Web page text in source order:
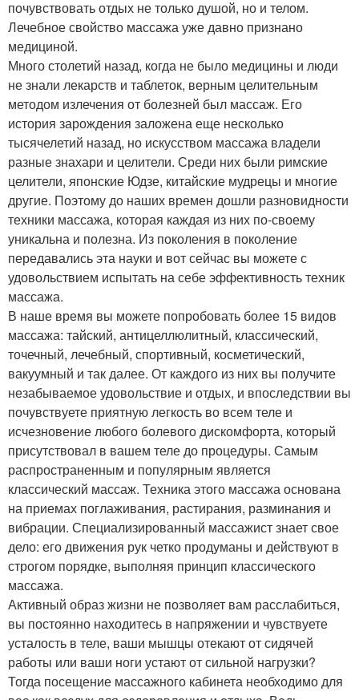
почувствовать отдых не только душой, но и телом.
Лечебное свойство массажа уже давно признано
медициной.
Много столетий назад, когда не было медицины и люди
не знали лекарств и таблеток, верным целительным
методом излечения от болезней был массаж. Его
история зарождения заложена еще несколько
тысячелетий назад, но искусством массажа владели
разные знахари и целители. Среди них были римские
целители, японские Юдзе, китайские мудрецы и многие
другие. Поэтому до наших времен дошли разновидности
техники массажа, которая каждая из них по-своему
уникальна и полезна. Из поколения в поколение
передавались эта науки и вот сейчас вы можете с
удовольствием испытать на себе эффективность техник
массажа.
В наше время вы можете попробовать более 15 видов
массажа: тайский, антицеллюлитный, классический,
точечный, лечебный, спортивный, косметический,
вакуумный и так далее. От каждого из них вы получите
незабываемое удовольствие и отдых, и впоследствии вы
почувствуете приятную легкость во всем теле и
исчезновение любого болевого дискомфорта, который
присутствовал в вашем теле до процедуры. Самым
распространенным и популярным является
классический массаж. Техника этого массажа основана
на приемах поглаживания, растирания, разминания и
вибрации. Специализированный массажист знает свое
дело: его движения рук четко продуманы и действуют в
строгом порядке, выполняя принцип классического
массажа.
Активный образ жизни не позволяет вам расслабиться,
вы постоянно находитесь в напряжении и чувствуете
усталость в теле, ваши мышцы отекают от сидячей
работы или ваши ноги устают от сильной нагрузки?
Тогда посещение массажного кабинета необходимо для